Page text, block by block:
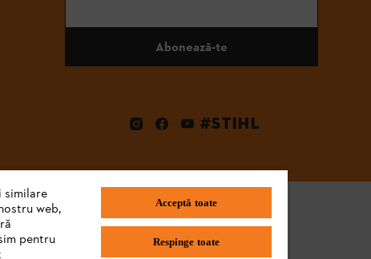
Abonează-te
#STIHL
similare
web,
pentru
Acceptă toate
Respinge toate